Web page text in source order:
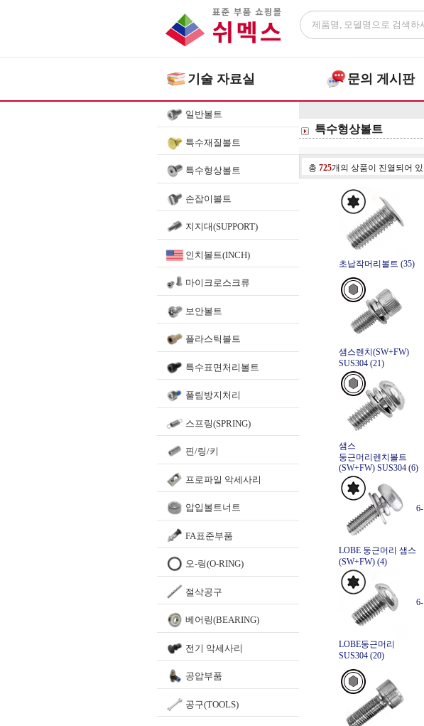
기술 자료실 문의 게시판
일반볼트
특수재질볼트
특수형상볼트
손잡이볼트
지지대(SUPPORT)
인치볼트(INCH)
마이크로스크류
보안볼트
플라스틱볼트
특수표면처리볼트
풀림방지처리
스프링(SPRING)
핀/링/키
프로파일 악세사리
압입볼트너트
FA표준부품
오-링(O-RING)
절삭공구
베어링(BEARING)
전기 악세사리
공압부품
공구(TOOLS)
특수형상볼트
총 725개의 상품이 진열되어
초납작머리볼트 (35)
샘스렌치(SW+FW)
SUS304 (21)
샘스
둥근머리렌치볼트
(SW+FW) SUS304 (6)
6-
LOBE 둥근머리 샘스
(SW+FW) (4)
6-
LOBE둥근머리
SUS304 (20)